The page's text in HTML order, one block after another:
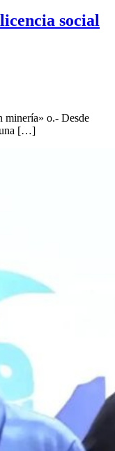
social
minería» o.- Desde
una […]